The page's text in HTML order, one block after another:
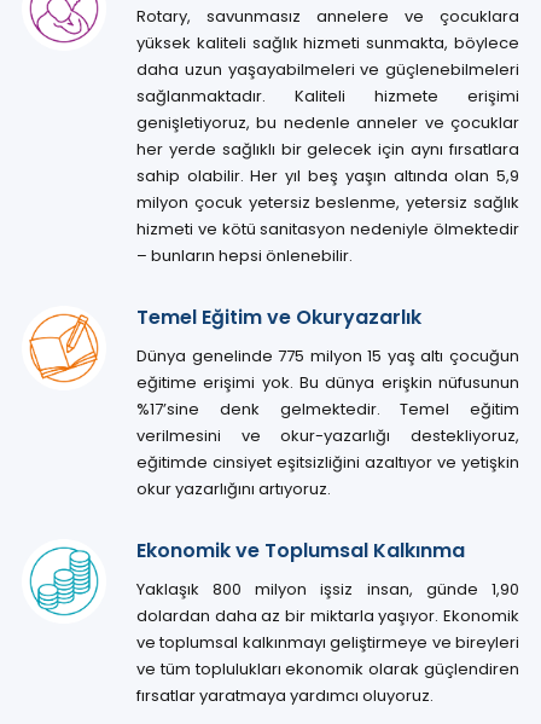
Rotary, savunmasız annelere ve çocuklara
yüksek kaliteli sağlık hizmeti sunmakta, böylece
daha uzun yaşayabilmeleri ve güçlenebilmeleri
sağlanmaktadır. Kaliteli hizmete erişimi
genişletiyoruz, bu nedenle anneler ve çocuklar
her yerde sağlıklı bir gelecek için aynı fırsatlara
sahip olabilir. Her yıl beş yaşın altında olan 5,9
milyon çocuk yetersiz beslenme, yetersiz sağlık
hizmeti ve kötü sanitasyon nedeniyle ölmektedir
– bunların hepsi önlenebilir.
Temel Eğitim ve Okuryazarlık
Dünya genelinde 775 milyon 15 yaş altı çocuğun
eğitime erişimi yok. Bu dünya erişkin nüfusunun
%17’sine denk gelmektedir. Temel eğitim
verilmesini ve okur-yazarlığı destekliyoruz,
eğitimde cinsiyet eşitsizliğini azaltıyor ve yetişkin
okur yazarlığını artıyoruz.
Ekonomik ve Toplumsal Kalkınma
Yaklaşık 800 milyon işsiz insan, günde 1,90
dolardan daha az bir miktarla yaşıyor. Ekonomik
ve toplumsal kalkınmayı geliştirmeye ve bireyleri
ve tüm toplulukları ekonomik olarak güçlendiren
fırsatlar yaratmaya yardımcı oluyoruz.